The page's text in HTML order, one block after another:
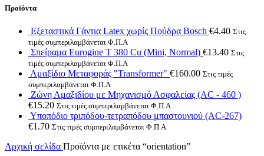
Προϊόντα
Εξεταστικά Γάντια Latex χωρίς Πούδρα Bosch €4.40 Στις
τιμές συμπεριλαμβάνεται Φ.Π.Α
Σπείραμα Eurogine Τ 380 Cu (Mini, Normal) €13.40 Στις
τιμές συμπεριλαμβάνεται Φ.Π.Α
Αμαξίδιο Μεταφοράς "Transformer" €160.00 Στις τιμές
συμπεριλαμβάνεται Φ.Π.Α
Ζώνη Αμαξιδίου με Μηχανισμό Ασφαλείας (AC - 460 )
€15.20 Στις τιμές συμπεριλαμβάνεται Φ.Π.Α
Υποπόδιο τριπόδου-τετραπόδου μπαστουνιού (AC-267)
€1.70 Στις τιμές συμπεριλαμβάνεται Φ.Π.Α
Αρχική σελίδα Προϊόντα με ετικέτα “orientation”